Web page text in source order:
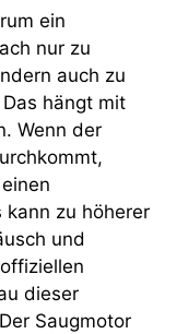
ein
nur zu
auch zu
hängt mit
Wenn der
kann zu höherer
und
dieser
Saugmotor